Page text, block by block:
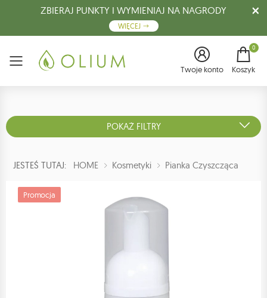
ZBIERAJ PUNKTY I WYMIENIAJ NA NAGRODY
WIĘCEJ
Menu Twoje konto
0
Koszyk
POKAŻ FILTRY
JESTEŚ TUTAJ: HOME Kosmetyki Pianka Czyszcząca
Promocja